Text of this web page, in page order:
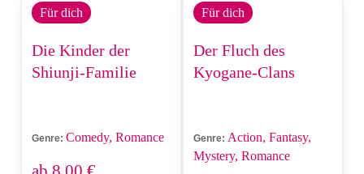
Für dich
Die Kinder der
Shiunji-Familie
Genre: Comedy, Romance
Für dich
Der Fluch des
Kyogane-Clans
Genre: Action, Fantasy,
Mystery, Romance